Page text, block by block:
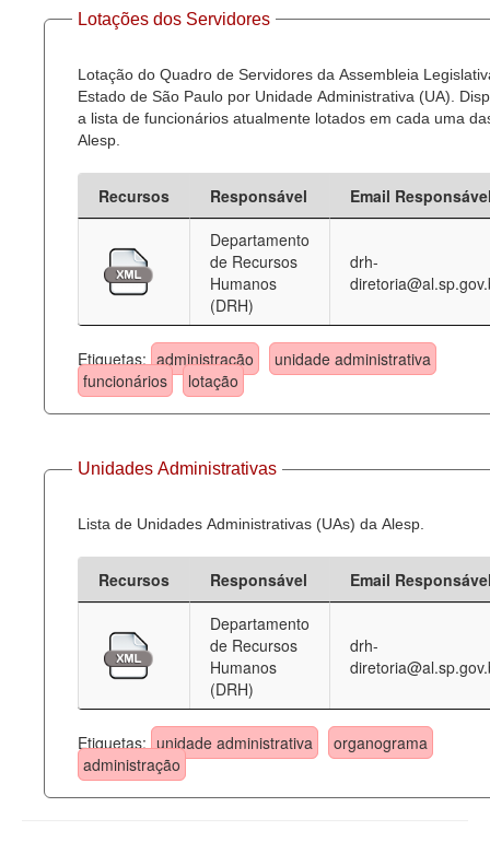
Lotações dos Servidores
Lotação do Quadro de Servidores da Assembleia
Estado de São Paulo por Unidade Administrativa (UA).
a lista de funcionários atualmente lotados em cada uma
Alesp.
Recursos Responsável
Email
Departamento
de Recursos
Humanos
(DRH)
drh-
Etiquetas: administração
unidade administrativa
funcionários
lotação
Unidades Administrativas
Lista de Unidades Administrativas (UAs) da Alesp.
Recursos Responsável
Email
Departamento
de Recursos
Humanos
(DRH)
drh-
Etiquetas: unidade administrativa
organograma
administração